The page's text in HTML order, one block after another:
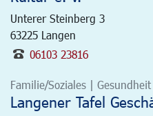
Unterer Steinberg 3
63225 Langen
06103 23816
Familie/Soziales |
Langener Tafel